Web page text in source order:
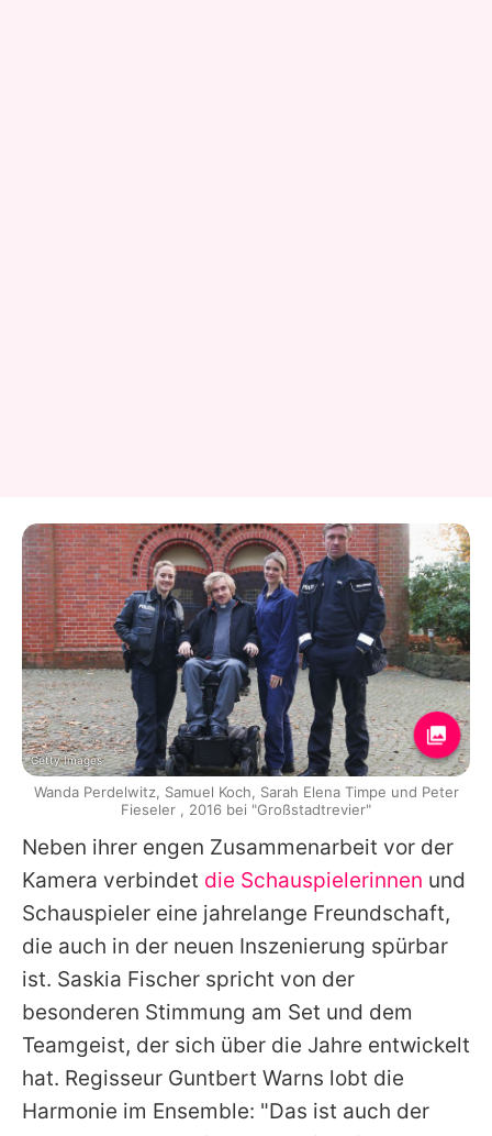
Neben ihrer engen Zusammenarbeit vor der
Kamera verbindet die Schauspielerinnen und
Schauspieler eine jahrelange Freundschaft,
die auch in der neuen Inszenierung spürbar
ist. Saskia Fischer spricht von der
besonderen Stimmung am Set und dem
Teamgeist, der sich über die Jahre entwickelt
hat. Regisseur Guntbert Warns lobt die
Harmonie im Ensemble: "Das ist auch der
Getty Images
Wanda Perdelwitz, Samuel Koch, Sarah Elena Timpe und Peter
Fieseler , 2016 bei "Großstadtrevier"